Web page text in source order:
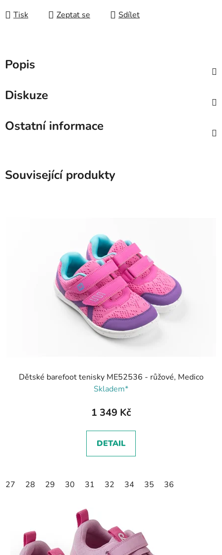
Tisk Zeptat se Sdílet
Popis
Diskuze
Ostatní informace
Související produkty
Dětské barefoot tenisky ME52536 - růžové, Medico
Skladem*
1 349 Kč
DETAIL
27 28 29 30 31 32 34 35 36